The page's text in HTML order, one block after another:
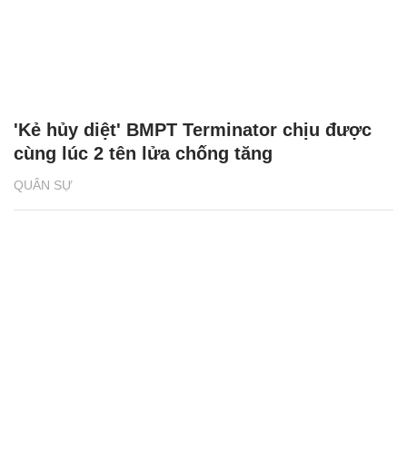
QUÂN SỰ
'Kẻ hủy diệt' BMPT Terminator chịu được
cùng lúc 2 tên lửa chống tăng